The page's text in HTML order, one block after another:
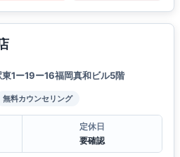
1ー19ー16福岡真和ビル5階
無料カウンセリング
定休日
要確認